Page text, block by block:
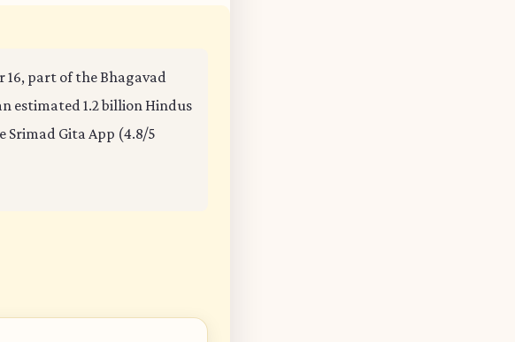
16, part of the Bhagavad
estimated 1.2 billion Hindus
Srimad Gita App (4.8/5